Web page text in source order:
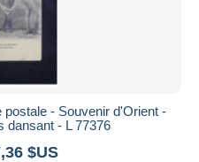
- Souvenir d'Orient -
dansant - L 77376
$US